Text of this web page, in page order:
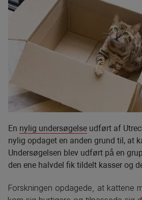
En nylig undersøgelse udført af
nylig opdaget en anden grund til, at
Undersøgelsen blev udført på en
den ene halvdel fik tildelt kasser og
Forskningen opdagede, at kattene